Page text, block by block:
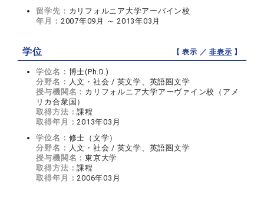
留学先： カリフォルニア大学アーバイン校
年月： 2007年09月 ～ 2013年03月
学位 【 表示 ／非表示 】
学位名： 博士(Ph.D.)
分野名： 人文・社会 / 英文学、英語圏文学
授与機関名： カリフォルニア大学アーヴァイン校（アメ
リカ合衆国）
取得方法：課程
取得年月：2013年03月
学位名： 修士（文学）
分野名： 人文・社会 / 英文学、英語圏文学
授与機関名：東京大学
取得方法：課程
取得年月：2006年03月